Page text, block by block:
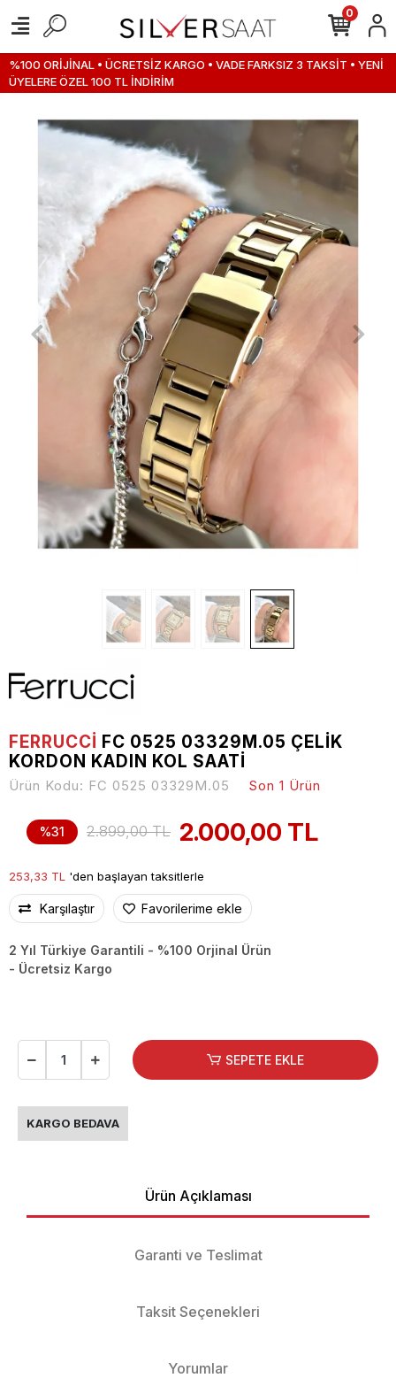
%100 ORİJİNAL • ÜCRETSİZ KARGO • VADE FARKSIZ 3 TAKSİT • YENİ
ÜYELERE ÖZEL 100 TL İNDİRİM
0
FERRUCCİ FC 0525 03329M.05 ÇELIK
KORDON KADIN KOL SAATI
Ürün Kodu: FC 0525 03329M.05 Son 1 Ürün
%31 2.899,00 TL 2.000,00 TL
253,33 TL 'den başlayan taksitlerle
Karşılaştır Favorilerime ekle
2 Yıl Türkiye Garantili - %100 Orjinal Ürün
- Ücretsiz Kargo
SEPETE EKLE
KARGO BEDAVA
Ürün Açıklaması
Garanti ve Teslimat
Taksit Seçenekleri
Yorumlar